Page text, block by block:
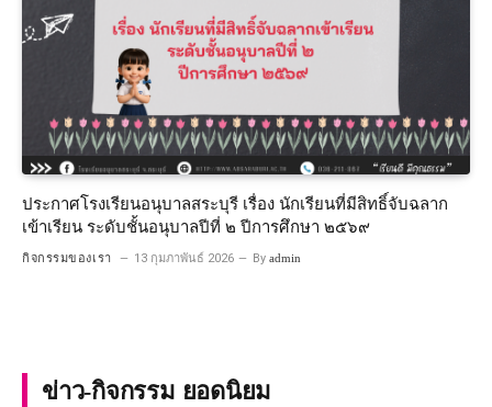
ประกาศโรงเรียนอนุบาลสระบุรี เรื่อง นักเรียนที่มีสิทธิ์จับฉลาก
เข้าเรียน ระดับชั้นอนุบาลปีที่ ๒ ปีการศึกษา ๒๕๖๙
กิจกรรมของเรา 13 กุมภาพันธ์ 2026 By admin
ข่าว-กิจกรรม ยอดนิยม